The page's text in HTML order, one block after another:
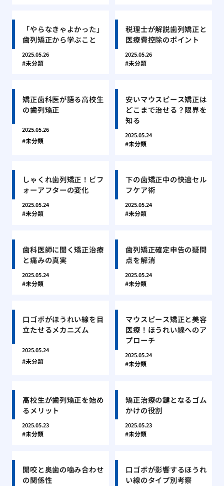
「やらなきゃよかった」
歯列矯正から学ぶこと
2025.05.26
未分類
税理士が解説歯列矯正と
医療費控除のポイント
2025.05.26
未分類
矯正歯科医が語る高校生
の歯列矯正
2025.05.26
未分類
安いマウスピース矯正は
どこまで治せる？限界を
知る
2025.05.24
未分類
しゃくれ歯列矯正！ビフ
ォーアフターの変化
2025.05.24
未分類
下の歯矯正中の快適セル
フケア術
2025.05.24
未分類
歯科医師に聞く矯正治療
と痛みの真実
2025.05.24
未分類
歯列矯正確定申告の疑問
点を解消
2025.05.24
未分類
口ゴボがほうれい線を目
立たせるメカニズム
2025.05.24
未分類
マウスピース矯正と美容
医療！ほうれい線へのア
プローチ
2025.05.24
未分類
高校生が歯列矯正を始め
るメリット
2025.05.23
未分類
矯正治療の鍵となるゴム
かけの役割
2025.05.23
未分類
開咬と奥歯の噛み合わせ
の関係性
口ゴボが影響するほうれ
い線のタイプ別考察